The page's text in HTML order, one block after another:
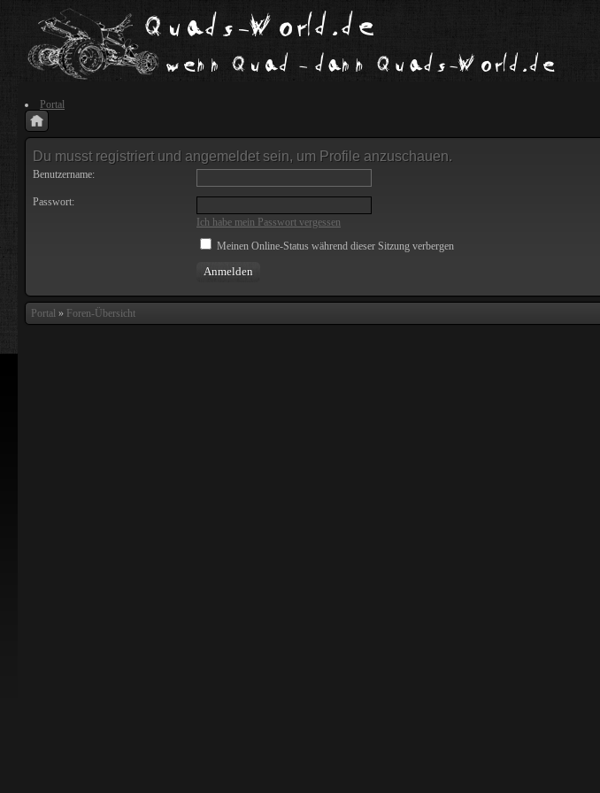
Portal
Du musst registriert und angemeldet sein, um Profile anzuschauen.
Benutzername:
Passwort:
Ich habe mein Passwort vergessen
Meinen Online-Status während dieser Sitzung verbergen
Portal » Foren-Übersicht